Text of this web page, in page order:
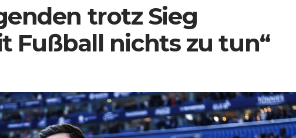
trotz Sieg
Fußball nichts zu tun“